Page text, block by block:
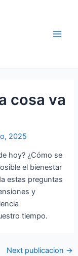
cosa va
2025
hoy? ¿Cómo se
el bienestar
estas preguntas
y
tiempo.
Next publicacion →